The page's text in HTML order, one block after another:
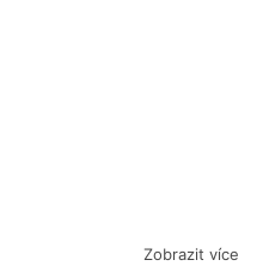
Zobrazit více